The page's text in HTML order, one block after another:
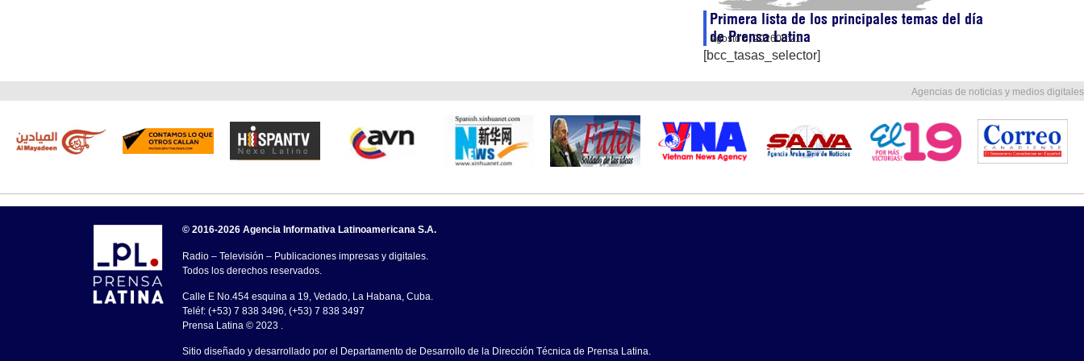
Primera lista de los principales temas del día
de Prensa Latina
agosto 6, 202605:21
[bcc_tasas_selector]
Agencias de noticias y medios digitales
© 2016-2026 Agencia Informativa Latinoamericana S.A.
Radio – Televisión – Publicaciones impresas y digitales.
Todos los derechos reservados.
Calle E No.454 esquina a 19, Vedado, La Habana, Cuba.
Teléf: (+53) 7 838 3496, (+53) 7 838 3497
Prensa Latina © 2023 .
Sitio diseñado y desarrollado por el Departamento de Desarrollo de la Dirección Técnica de Prensa Latina.